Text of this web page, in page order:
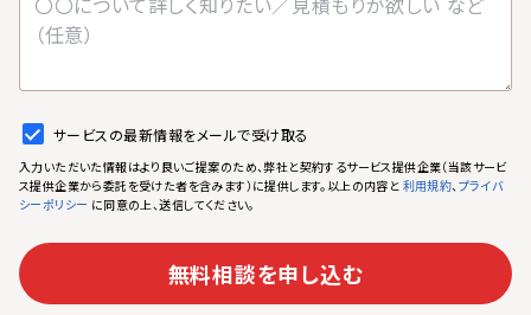
サービスの最新情報をメールで受け取る
入力いただいた情報はより良いご提案のため、弊社と契約するサービス提供企業（当該サービ
ス提供企業から委託を受けた者を含みます）に提供します。以上の内容と 利用規約、プライバ
シーポリシー に同意の上、送信してください。
無料相談を申し込む